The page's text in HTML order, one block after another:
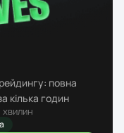
повна
кілька годин
хвилин